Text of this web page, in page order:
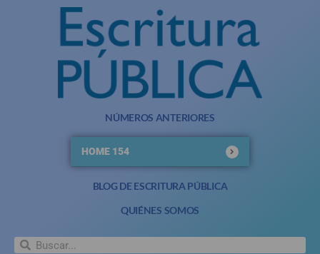
NÚMEROS ANTERIORES
HOME 154
BLOG DE ESCRITURA PÚBLICA
QUIÉNES SOMOS